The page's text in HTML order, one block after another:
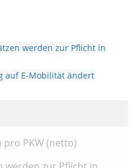
PKW (netto)
werden zur Pflicht in
auf E-Mobilität ändert